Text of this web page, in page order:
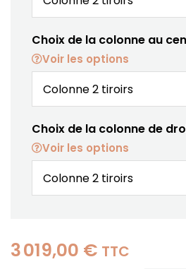
Choix de la colonne au
Voir les options
Choix de la colonne de
Voir les options
3 019,00 € TTC